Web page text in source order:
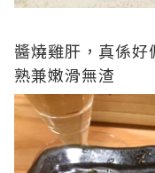
醬燒雞肝，真係
熟兼嫩滑無渣